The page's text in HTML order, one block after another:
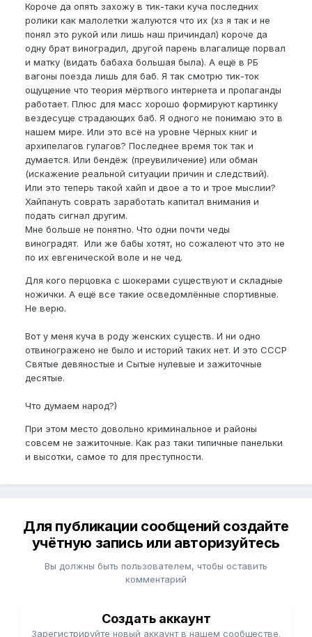
Короче да опять захожу в тик-таки куча последних
ролики как малолетки жалуются что их (хз я так и не
понял это рукой или лишь наш причиндал) короче да
одну брат виноградил, другой парень влагалище порвал
и матку (видать бабаха большая была). А ещё в РБ
вагоны поезда лишь для баб. Я так смотрю тик-ток
ощущение что теория мёртвого интернета и пропаганды
работает. Плюс для масс хорошо формируют картинку
вездесуще страдающих баб. Я одного не понимаю это в
нашем мире. Или это всё на уровне Чёрных книг и
архипелагов гулагов? Последнее время ток так и
думается. Или бендёж (преувиличение) или обман
(искажение реальной ситуации причин и следствий).
Или это теперь такой хайп и двое а то и трое мыслии?
Хайпануть соврать заработать капитал внимания и
подать сигнал другим.
Мне больше не понятно. Что одни почти чеды
виноградят. Или же бабы хотят, но сожалеют что это не
по их евгенической воле и не чед.
Для кого перцовка с шокерами существуют и складные
ножички. А ещё все такие осведомлённые спортивные.
Не верю.
Вот у меня куча в роду женских существ. И ни одно
отвиногражено не было и историй таких нет. И это СССР
Святые девяностые и Сытые нулевые и зажиточные
десятые.
Что думаем народ?)
При этом место довольно криминальное и районы
совсем не зажиточные. Как раз таки типичные панельки
и высотки, cамое то для преступности.
Для публикации сообщений создайте
учётную запись или авторизуйтесь
Вы должны быть пользователем, чтобы оставить
комментарий
Создать аккаунт
Зарегистрируйте новый аккаунт в нашем сообществе.